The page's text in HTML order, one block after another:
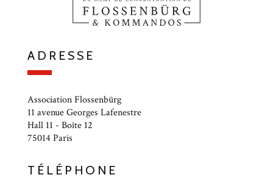
ADRESSE
Association Flossenbürg
11 avenue Georges Lafenestre
Hall 11 - Boîte 12
75014 Paris
TÉLÉPHONE